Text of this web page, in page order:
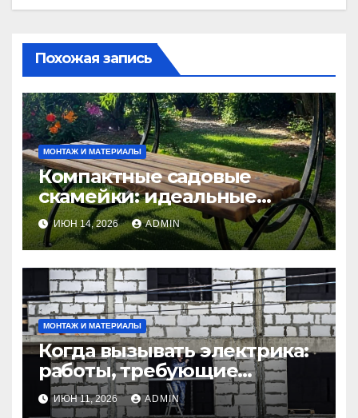
Похожая запись
МОНТАЖ И МАТЕРИАЛЫ
Компактные садовые
скамейки: идеальные
решения Madmetal.ru для
маленьких участков
ИЮН 14, 2026 ADMIN
МОНТАЖ И МАТЕРИАЛЫ
Когда вызывать электрика:
работы, требующие
профессионала Электрик
круглосуточно
ИЮН 11, 2026 ADMIN